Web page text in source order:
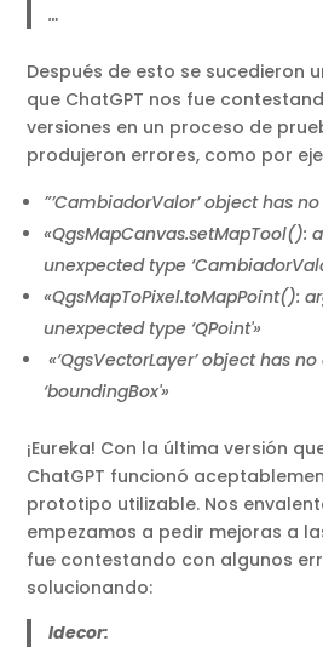
…
Después de esto se sucedieron
que ChatGPT nos fue
versiones en un proceso de
produjeron errores, como por
”’CambiadorValor’ object has
«QgsMapCanvas.setMapTool():
unexpected type
«QgsMapToPixel.toMapPoint():
unexpected type ‘QPoint'»
«‘QgsVectorLayer’ object has
‘boundingBox'»
¡Eureka! Con la última versión
ChatGPT funcionó
prototipo utilizable. Nos
empezamos a pedir mejoras a
fue contestando con algunos
solucionando:
Idecor: